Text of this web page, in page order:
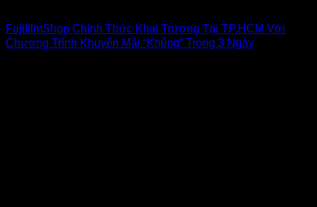
FujifilmShop Chính Thức Khai Trương Tại TP.HCM Với
Chương Trình Khuyến Mãi “Khủng” Trong 3 Ngày